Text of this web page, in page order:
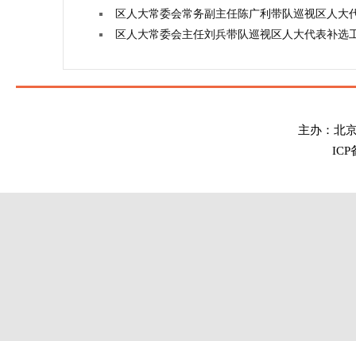
区人大常委会常务副主任陈广利带队巡视区人大
区人大常委会主任刘兵带队巡视区人大代表补选
主办：北
ICP